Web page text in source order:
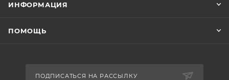
ИНФОРМАЦИЯ
ПОМОЩЬ
ПОДПИСАТЬСЯ НА РАССЫЛКУ